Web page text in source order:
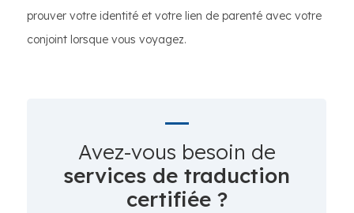
prouver votre identité et votre lien de parenté avec votre
conjoint lorsque vous voyagez.
Avez-vous besoin de
services de traduction
certifiée ?